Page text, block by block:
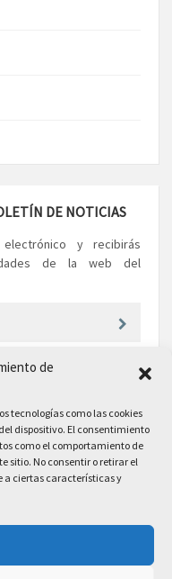
de
tecnologías como las cookies
dispositivo. El consentimiento
como el comportamiento de
sitio. No consentir o retirar el
ciertas características y
DE NOTICIAS
y recibirás
de la web del